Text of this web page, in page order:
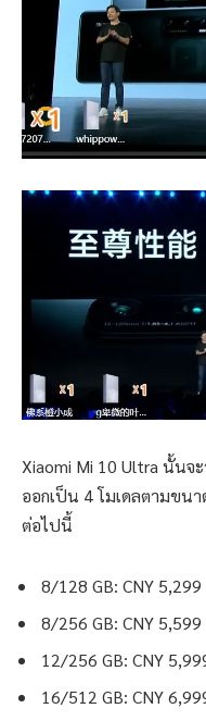
Xiaomi Mi 10 Ultra นั้นจ
ออกเป็น 4 โมเดลตามขน
ต่อไปนี้
8/128 GB: CNY
8/256 GB: CNY
12/256 GB: CNY
16/512 GB: CNY